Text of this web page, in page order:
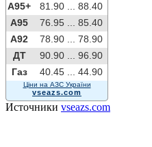
A95+ 81.90 ...
88.40
A95
76.95 ...
85.40
A92
78.90 ...
78.90
ДТ
90.90 ...
96.90
Газ
40.45 ... 44.90
Ціни на АЗС України
vseazs.com
Источники vseazs.com